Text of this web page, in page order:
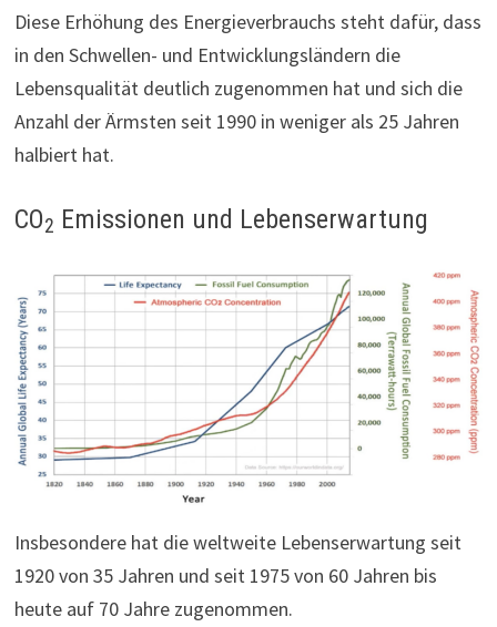
Diese Erhöhung des Energieverbrauchs steht dafür, dass
in den Schwellen- und Entwicklungsländern die
Lebensqualität deutlich zugenommen hat und sich die
Anzahl der Ärmsten seit 1990 in weniger als 25 Jahren
halbiert hat.
CO2 Emissionen und Lebenserwartung
Insbesondere hat die weltweite Lebenserwartung seit
1920 von 35 Jahren und seit 1975 von 60 Jahren bis
heute auf 70 Jahre zugenommen.